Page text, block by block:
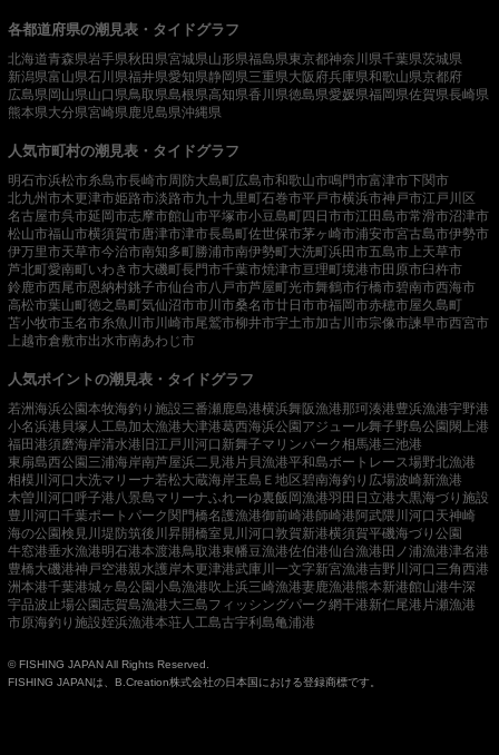
各都道府県の潮見表・タイドグラフ
北海道青森県岩手県秋田県宮城県山形県福島県東京都神奈川県千葉県茨城県
新潟県富山県石川県福井県愛知県静岡県三重県大阪府兵庫県和歌山県京都府
広島県岡山県山口県鳥取県島根県高知県香川県徳島県愛媛県福岡県佐賀県長崎県
熊本県大分県宮崎県 鹿児島県沖縄県
人気市町村の潮見表・タイドグラフ
明石市浜松市糸島市長崎市周防大島町広島市和歌山市鳴門市富津市下関市
北九州市木更津市姫路市淡路市九十九里町石巻市平戸市横浜市神戸市江戸川区
名古屋市呉市延岡市志摩市館山市平塚市小豆島町四日市市江田島市常滑市沼津市
松山市福山市横須賀市唐津市津市長島町佐世保市茅ヶ崎市浦安市宮古島市伊勢市
伊万里市天草市今治市南知多町勝浦市南伊勢町大洗町浜田市五島市 上天草市
芦北町愛南町いわき市大磯町長門市千葉市焼津市亘理町境港市田原市臼杵市
鈴鹿市西尾市恩納村銚子市仙台市八戸市芦屋町光市舞鶴市行橋市碧南市西海市
高松市葉山町徳之島町気仙沼市市川市桑名市廿日市市福岡市赤穂市屋久島町
苫小牧市玉名市糸魚川市 川崎市尾鷲市柳井市宇土市加古川市宗像市諫早市西宮市
上越市倉敷市出水市南あわじ市
人気ポイントの潮見表・タイドグラフ
若洲海浜公園本牧海釣り施設三番瀬 鹿島港横浜舞阪漁港那珂湊港豊浜漁港宇野港
小名浜港 貝塚人工島加太漁港大津港葛西海浜公園アジュール舞子野島公園閖上港
福田港須磨海岸清水港 旧江戸川河口 新舞子マリンパーク相馬港三池港
東扇島西公園三浦海岸南芦屋浜二見港 片貝漁港平和島ボートレース場野北漁港
相模川河口 大洗マリーナ若松大蔵海岸玉島Ｅ地区碧南海釣り広場波崎新漁港
木曽川河口呼子港 八景島マリーナふれーゆ裏飯岡漁港羽田 日立港大黒海づり施設
豊川河口千葉ポートパーク関門橋名護漁港御前崎港師崎港阿武隈川河口 天神崎
海の公園検見川堤防筑後川昇開橋室見川河口敦賀新港横須賀平磯海づり公園
牛窓港垂水漁港明石港本渡港鳥取港東幡豆漁港佐伯港仙台漁港田ノ浦漁港津名港
豊橋大磯港神戸空港親水護岸木更津港武庫川一文字新宮漁港吉野川河口 三角西港
洲本港千葉港城ヶ島公園小島漁港吹上浜三崎漁港妻鹿漁港熊本新港館山港牛深
宇品波止場公園志賀島漁港大三島フィッシングパーク網干港新仁尾港 片瀬漁港
市原海釣り施設姪浜漁港本荘人工島古宇利島亀浦港
© FISHING JAPAN All Rights Reserved.
FISHING JAPANは、B.Creation株式会社の日本国における登録商標です。